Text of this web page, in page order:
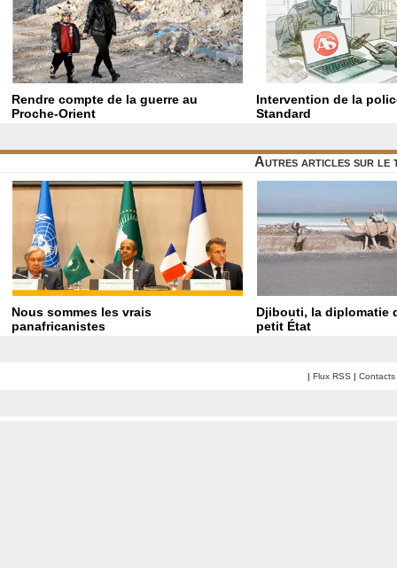
Rendre compte de la guerre au
Proche-Orient
Intervention de la
Standard
Autres articles sur le
Nous sommes les vrais
panafricanistes
Djibouti, la diplomatie
petit État
| Flux RSS | Contacts